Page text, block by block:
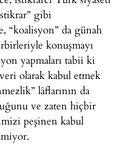
gibi
“koalisyon” da günah
konuşmayı
yapmaları tabii ki
olarak kabul etmek
lâflarının da
ve zaten hiçbir
peşinen kabul